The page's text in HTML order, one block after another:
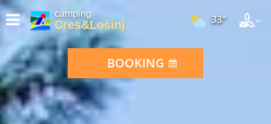
camping
Cres&Lošinj 33°
BOOKING